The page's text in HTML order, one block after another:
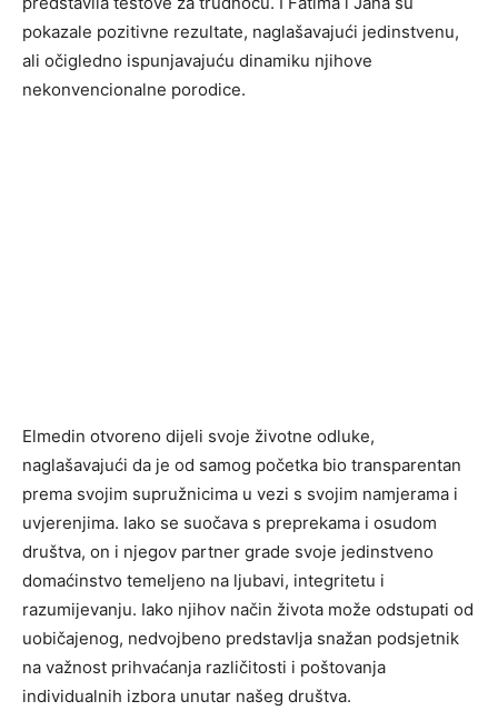
pokazale pozitivne rezultate, naglašavajući jedinstvenu,
ali očigledno ispunjavajuću dinamiku njihove
nekonvencionalne porodice.
Elmedin otvoreno dijeli svoje životne odluke,
naglašavajući da je od samog početka bio transparentan
prema svojim supružnicima u vezi s svojim namjerama i
uvjerenjima. Iako se suočava s preprekama i osudom
društva, on i njegov partner grade svoje jedinstveno
domaćinstvo temeljeno na ljubavi, integritetu i
razumijevanju. Iako njihov način života može odstupati od
uobičajenog, nedvojbeno predstavlja snažan podsjetnik
na važnost prihvaćanja različitosti i poštovanja
individualnih izbora unutar našeg društva.